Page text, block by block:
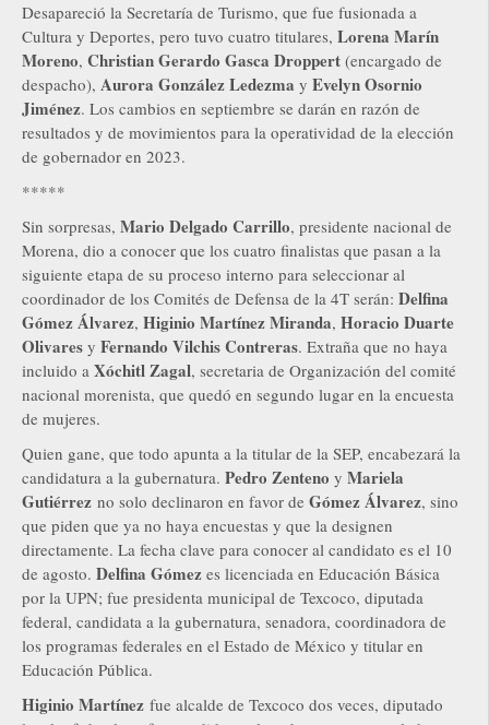
Desapareció la Secretaría de Turismo, que fue fusionada a
Cultura y Deportes, pero tuvo cuatro titulares, Lorena Marín
Moreno, Christian Gerardo Gasca Droppert (encargado de
despacho), Aurora González Ledezma y Evelyn Osornio
Jiménez. Los cambios en septiembre se darán en razón de
resultados y de movimientos para la operatividad de la elección
de gobernador en 2023.
*****
Sin sorpresas, Mario Delgado Carrillo, presidente nacional de
Morena, dio a conocer que los cuatro finalistas que pasan a la
siguiente etapa de su proceso interno para seleccionar al
coordinador de los Comités de Defensa de la 4T serán: Delfina
Gómez Álvarez, Higinio Martínez Miranda, Horacio Duarte
Olivares y Fernando Vilchis Contreras. Extraña que no haya
incluido a Xóchitl Zagal, secretaria de Organización del comité
nacional morenista, que quedó en segundo lugar en la encuesta
de mujeres.
Quien gane, que todo apunta a la titular de la SEP, encabezará la
candidatura a la gubernatura. Pedro Zenteno y Mariela
Gutiérrez no solo declinaron en favor de Gómez Álvarez, sino
que piden que ya no haya encuestas y que la designen
directamente. La fecha clave para conocer al candidato es el 10
de agosto. Delfina Gómez es licenciada en Educación Básica
por la UPN; fue presidenta municipal de Texcoco, diputada
federal, candidata a la gubernatura, senadora, coordinadora de
los programas federales en el Estado de México y titular en
Educación Pública.
Higinio Martínez fue alcalde de Texcoco dos veces, diputado